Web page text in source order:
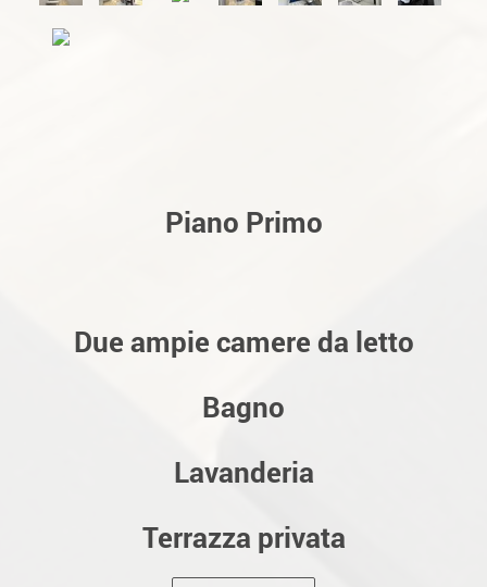
Piano Primo
Due ampie camere da letto
Bagno
Lavanderia
Terrazza privata